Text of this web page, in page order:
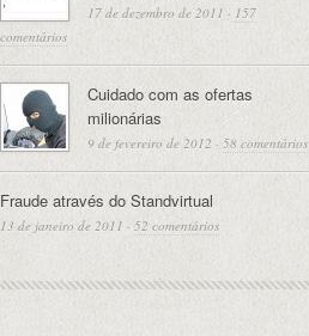
17 de dezembro de 2011 · 157
comentários
Cuidado com as ofertas
milionárias
9 de fevereiro de 2012 · 58 comentários
Fraude através do Standvirtual
13 de janeiro de 2011 · 52 comentários